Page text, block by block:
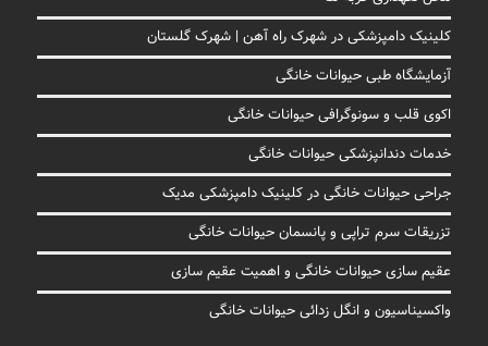
کلینیک دامپزشکی در شهرک راه آهن | شهرک گلستان
آزمایشگاه طبی حیوانات خانگی
اکوی قلب و سونوگرافی حیوانات خانگی
خدمات دندانپزشکی حیوانات خانگی
جراحی حیوانات خانگی در کلینیک دامپزشکی مدیک
تزریقات سرم تراپی و پانسمان حیوانات خانگی
عقیم سازی حیوانات خانگی و اهمیت عقیم سازی
واکسیناسیون و انگل زدائی حیوانات خانگی